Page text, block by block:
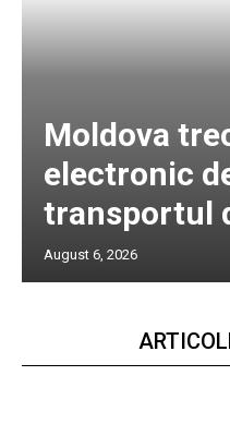
Moldova
electronic
transportul
August 6, 2026